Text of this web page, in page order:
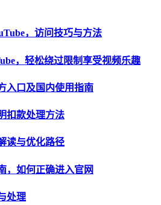
，访问技巧与方法
，轻松绕过限制享受视频乐趣
入口及国内使用指南
扣款处理方法
读与优化路径
，如何正确进入官网
处理